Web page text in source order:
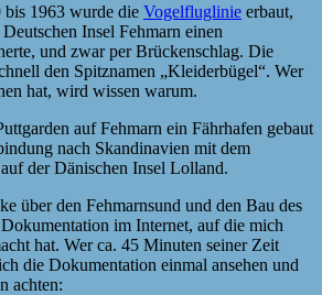
bis 1963 wurde die Vogelfluglinie erbaut,
Insel Fehmarn einen
und zwar per Brückenschlag. Die
den Spitznamen „Kleiderbügel“. Wer
hat, wird wissen warum.
auf Fehmarn ein Fährhafen gebaut
nach Skandinavien mit dem
der Dänischen Insel Lolland.
über den Fehmarnsund und den Bau des
im Internet, auf die mich
hat. Wer ca. 45 Minuten seiner Zeit
die Dokumentation einmal ansehen und
achten: